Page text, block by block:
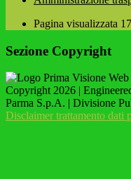
Pagina visualizzata
Sezione Copyright
Copyright 2026 |
Parma S.p.A. | Divisione
Disclaimer trattamento dati